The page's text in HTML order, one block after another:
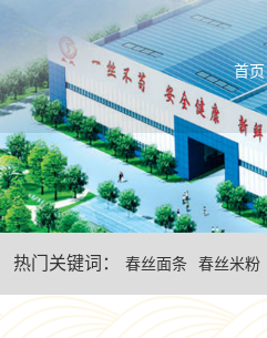
首页
热门关键词： 春丝面条 春丝米粉